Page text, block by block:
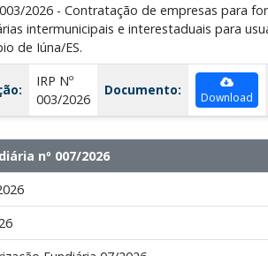
003/2026 - Contratação de empresas para
intermunicipais e interestaduais para
de Iúna/ES.
IRP Nº
003/2026
Documento: Download
nº 007/2026